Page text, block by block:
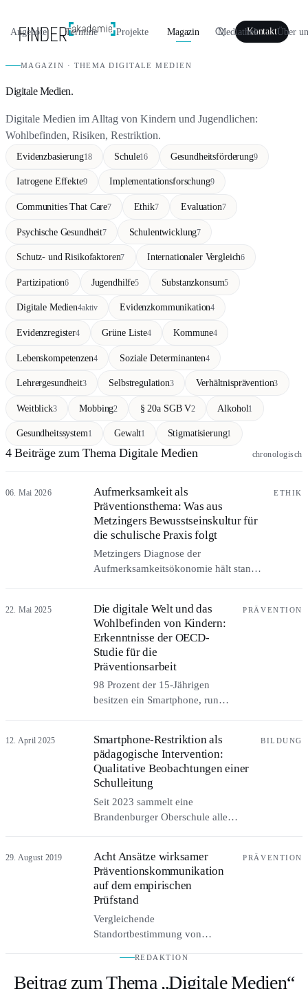
Angebote Termine Projekte Magazin Mediathek Über
Kontakt
MAGAZIN · THEMA DIGITALE MEDIEN
Digitale Medien.
Digitale Medien im Alltag von Kindern und Jugendlichen:
Wohlbefinden, Risiken, Restriktion.
Evidenzbasierung18 Schule16 Gesundheitsförderung9
Iatrogene Effekte9 Implementationsforschung9
Communities That Care7 Ethik7 Evaluation7
Psychische Gesundheit7 Schulentwicklung7
Schutz- und Risikofaktoren7 Internationaler Vergleich6
Partizipation6 Jugendhilfe5 Substanzkonsum5
Digitale Medien4aktiv Evidenzkommunikation4
Evidenzregister4 Grüne Liste4 Kommune4
Lebenskompetenzen4 Soziale Determinanten4
Lehrergesundheit3 Selbstregulation3 Verhältnisprävention3
Weitblick3 Mobbing2 § 20a SGB V2 Alkohol1
Gesundheitssystem1 Gewalt1 Stigmatisierung1
4 Beiträge zum Thema Digitale Medien chronologisch
06. Mai 2026
Aufmerksamkeit als
Präventionsthema: Was aus
Metzingers Bewusstseinskultur für
die schulische Praxis folgt
Metzingers Diagnose der
Aufmerksamkeitsökonomie hält stand,
greifen laut MYRIAD bei Jugendlichen
nicht. Was folgt, ist eine Verhältnis-
Politik der Aufmerksamkeit.
ETHIK
22. Mai 2025
Die digitale Welt und das
Wohlbefinden von Kindern:
Erkenntnisse der OECD-
Studie für die
Präventionsarbeit
98 Prozent der 15-Jährigen
besitzen ein Smartphone, rund
Nutzung: Was der OECD-
Bericht „How's Life for
Children in the Digital Age?“
(2025) für die Präventionsarbeit
bedeutet.
PRÄVENTION
12. April 2025
Smartphone-Restriktion als
pädagogische Intervention:
Qualitative Beobachtungen einer
Schulleitung
Seit 2023 sammelt eine
Brandenburger Oberschule alle
ruhigeren Pausen, weniger Mobbing
und höherer Konzentration –
Alltagsbeobachtungen, kein
Wirksamkeitsnachweis.
BILDUNG
29. August 2019
Acht Ansätze wirksamer
Präventionskommunikation
auf dem empirischen
Prüfstand
Vergleichende
Standortbestimmung von
Norms, Inokulation, Tailoring,
Selbstbestimmungstheorie und
PRÄVENTION
REDAKTION
Beitrag zum Thema „Digitale Medien“